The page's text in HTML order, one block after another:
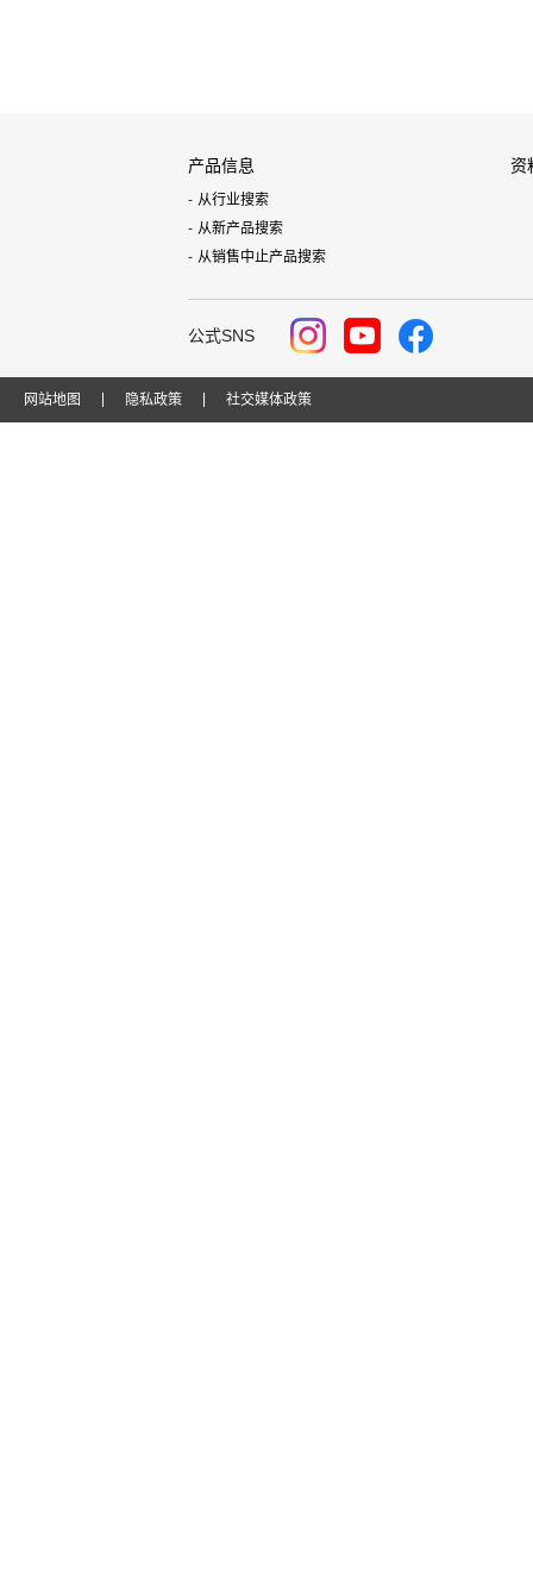
产品信息
从行业搜索
从新产品搜索
从销售中止产品搜索
资
公式SNS
网站地图 隐私政策 社交媒体政策